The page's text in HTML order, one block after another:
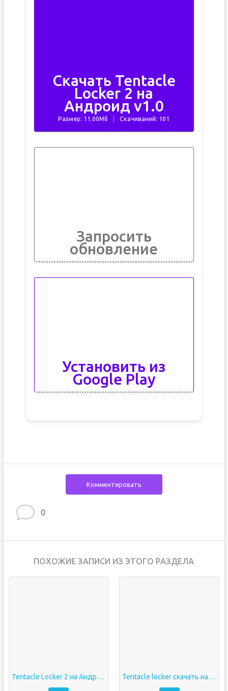
Скачать Tentacle
Locker 2 на
Андроид v1.0
Размер: 11.00Мб Скачиваний: 101
Запросить
обновление
Установить из
Google Play
Комментировать
0
ПОХОЖИЕ ЗАПИСИ ИЗ ЭТОГО РАЗДЕЛА
Tentacle Locker 2 на Андроид Tentacle locker скачать на андроид